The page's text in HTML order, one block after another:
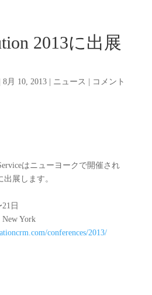
2013に出展
8月 10, 2013| ニュース
コメント
はニューヨークで開催され
出展します。
日
York
conferences/2013/